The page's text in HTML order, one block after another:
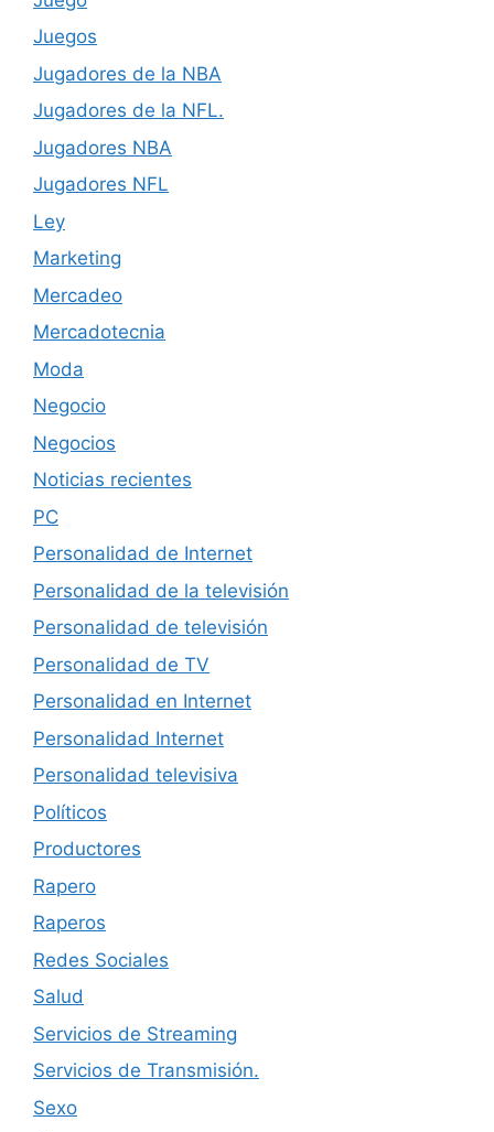
Juegos
Jugadores de la NBA
Jugadores de la NFL.
Jugadores NBA
Jugadores NFL
Ley
Marketing
Mercadeo
Mercadotecnia
Moda
Negocio
Negocios
Noticias recientes
PC
Personalidad de Internet
Personalidad de la televisión
Personalidad de televisión
Personalidad de TV
Personalidad en Internet
Personalidad Internet
Personalidad televisiva
Políticos
Productores
Rapero
Raperos
Redes Sociales
Salud
Servicios de Streaming
Servicios de Transmisión.
Sexo